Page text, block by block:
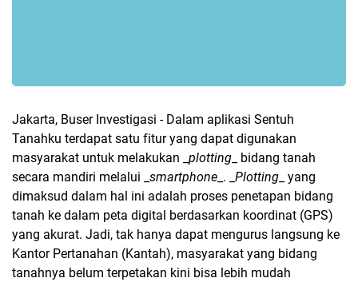
Jakarta, Buser Investigasi - Dalam aplikasi Sentuh
Tanahku terdapat satu fitur yang dapat digunakan
masyarakat untuk melakukan _ plotting _ bidang tanah
secara mandiri melalui _ smartphone _. _ Plotting _ yang
dimaksud dalam hal ini adalah proses penetapan bidang
tanah ke dalam peta digital berdasarkan koordinat (GPS)
yang akurat. Jadi, tak hanya dapat mengurus langsung ke
Kantor Pertanahan (Kantah), masyarakat yang bidang
tanahnya belum terpetakan kini bisa lebih mudah